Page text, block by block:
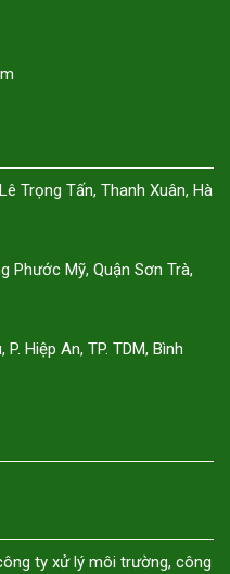
Trọng Tấn, Thanh Xuân, Hà
Phước Mỹ, Quận Sơn Trà,
Hiệp An, TP. TDM, Bình
ty xử lý môi trường, công